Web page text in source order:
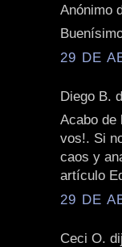
Anónimo
29 DE
Diego B.
Acabo de
vos!. Si
caos y
artículo
29 DE
Ceci O.